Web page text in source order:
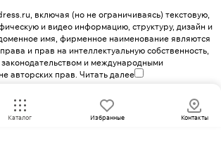
включая (но не ограничиваясь) текстовую,
и видео информацию, структуру, дизайн и
имя, фирменное наименование являются
и прав на интеллектуальную собственность,
и международными
авторских прав. Читать далее
Каталог Избранные Контакты